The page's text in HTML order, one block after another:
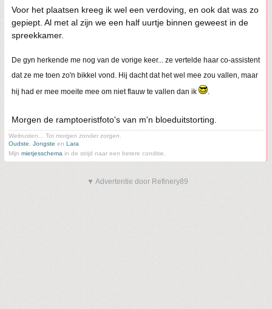
Voor het plaatsen kreeg ik wel een verdoving, en ook dat was zo
gepiept. Al met al zijn we een half uurtje binnen geweest in de
spreekkamer.
De gyn herkende me nog van de vorige keer... ze vertelde haar co-assistent
dat ze me toen zo'n bikkel vond. Hij dacht dat het wel mee zou vallen, maar
hij had er mee moeite mee om niet flauw te vallen dan ik
Morgen de ramptoeristfoto's van m'n bloeduitstorting.
Weltrusten... Tot morgen zonder zorgen.
Oudste, Jongste en Lara
Mijn mietjesschema in de strijd naar een betere conditie.
▼ Advertentie door Refinery89